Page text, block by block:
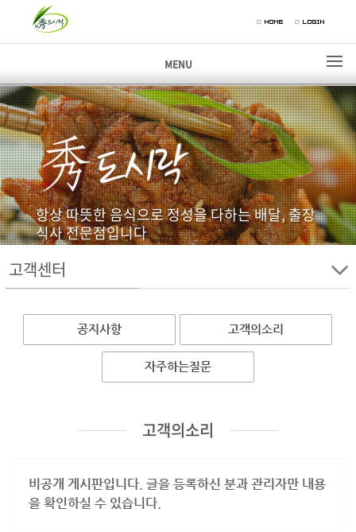
MENU
항상 따뜻한 음식으로 정성을 다하는 배달, 출장
식사 전문점입니다
고객센터
고객센터
공지사항 고객의소리
자주하는질문
고객의소리
비공개 게시판입니다. 글을 등록하신 분과 관리자만 내용
을 확인하실 수 있습니다.